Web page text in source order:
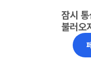
잠시
불러오